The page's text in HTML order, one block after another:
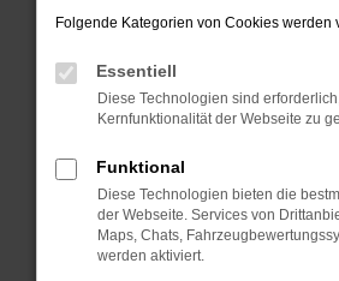
Überprüfe deine Firewall
Laden andere Webseiten, zum
Suchmaschine?
Prüfe deine
Manche Erweiterungen, wie
können das Laden bestimmter
verhindern. Funktioniert die
anderen Browser oder in
Fenster?
Folgende Kategorien von Cookies werden
Essentiell
Diese Technologien sind
Kernfunktionalität der Webseite zu
Funktional
Diese Technologien bieten die
der Webseite. Services von
Maps, Chats,
werden aktiviert.